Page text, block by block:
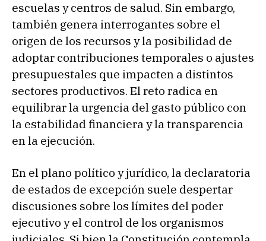
escuelas y centros de salud. Sin embargo,
también genera interrogantes sobre el
origen de los recursos y la posibilidad de
adoptar contribuciones temporales o ajustes
presupuestales que impacten a distintos
sectores productivos. El reto radica en
equilibrar la urgencia del gasto público con
la estabilidad financiera y la transparencia
en la ejecución.
En el plano político y jurídico, la declaratoria
de estados de excepción suele despertar
discusiones sobre los límites del poder
ejecutivo y el control de los organismos